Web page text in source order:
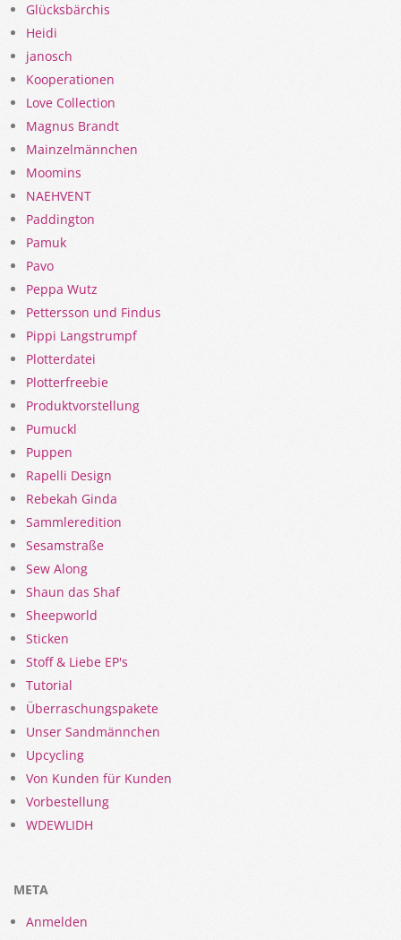
Glücksbärchis
Heidi
janosch
Kooperationen
Love Collection
Magnus Brandt
Mainzelmännchen
Moomins
NAEHVENT
Paddington
Pamuk
Pavo
Peppa Wutz
Pettersson und Findus
Pippi Langstrumpf
Plotterdatei
Plotterfreebie
Produktvorstellung
Pumuckl
Puppen
Rapelli Design
Rebekah Ginda
Sammleredition
Sesamstraße
Sew Along
Shaun das Shaf
Sheepworld
Sticken
Stoff & Liebe EP's
Tutorial
Überraschungspakete
Unser Sandmännchen
Upcycling
Von Kunden für Kunden
Vorbestellung
WDEWLIDH
META
Anmelden